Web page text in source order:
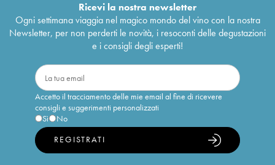
Ricevi la nostra newsletter
Ogni settimana viaggia nel magico mondo del vino con la nostra
Newsletter, per non perderti le novità, i resoconti delle degustazioni
e i consigli degli esperti!
Accetto il tracciamento delle mie email al fine di ricevere
consigli e suggerimenti personalizzati
Sì
No
REGISTRATI